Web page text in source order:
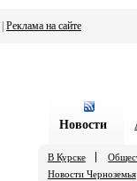
Реклама на сайте
Новости
В Курске
Новости Черноземья